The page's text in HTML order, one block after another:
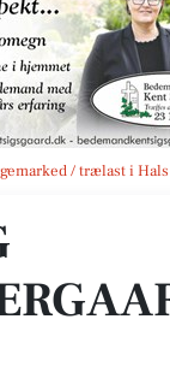
/ trælast i Hals
Hals